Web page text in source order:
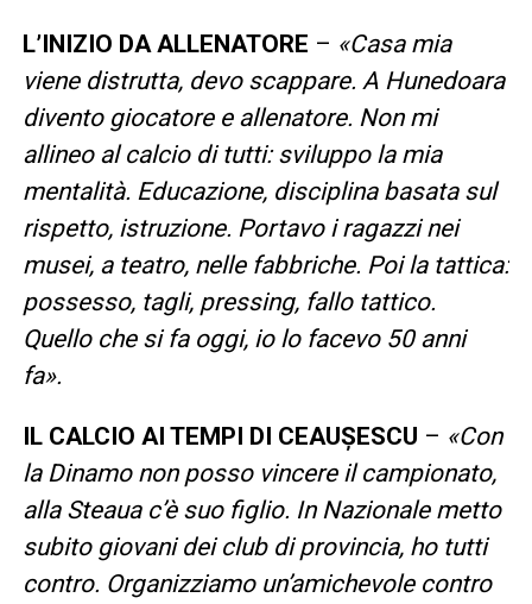
L’INIZIO DA ALLENATORE – «Casa mia
viene distrutta, devo scappare. A Hunedoara
divento giocatore e allenatore. Non mi
allineo al calcio di tutti: sviluppo la mia
mentalità. Educazione, disciplina basata sul
rispetto, istruzione. Portavo i ragazzi nei
musei, a teatro, nelle fabbriche. Poi la tattica:
possesso, tagli, pressing, fallo tattico.
Quello che si fa oggi, io lo facevo 50 anni
fa».
IL CALCIO AI TEMPI DI CEAUȘESCU – «Con
la Dinamo non posso vincere il campionato,
alla Steaua c’è suo figlio. In Nazionale metto
subito giovani dei club di provincia, ho tutti
contro. Organizziamo un’amichevole contro